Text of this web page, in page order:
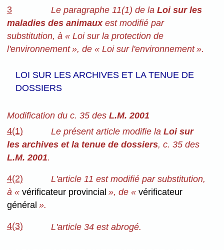
3
Le paragraphe 11(1) de la Loi sur les
maladies des animauxest modifié par
substitution, à « Loi sur la protection de
l'environnement », de « Loi sur l'environnement ».
LOI SUR LES ARCHIVES ET LA TENUE DE
DOSSIERS
Modification du c. 35 des L.M. 2001
4(1)
Le présent article modifie la Loi sur
les archives et la tenue de dossiers, c. 35 des
L.M. 2001.
4(2)
L'article 11 est modifié par substitution,
à « vérificateur provincial », de « vérificateur
général ».
4(3) L'article 34 est abrogé.